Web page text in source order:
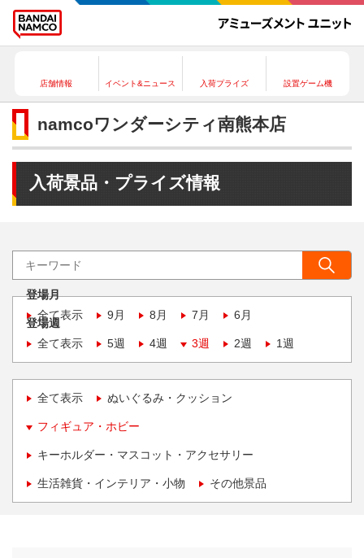
店舗情報 イベント&ニュース 入荷プライズ 設置ゲーム機
namcoワンダーシティ南熊本店
入荷景品・プライズ情報
登場月
全て表示
9月 8月 7月 6月
登場週
全て表示
5週 4週 3週 2週 1週
全て表示 ぬいぐるみ・クッション
フィギュア・ホビー
キーホルダー・マスコット・アクセサリー
生活雑貨・インテリア・小物 その他景品